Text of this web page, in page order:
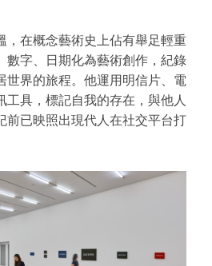
，在概念藝術史上佔有舉足輕重
數字、日期化為藝術創作，紀錄
世界的旅程。他運用明信片、電
⼯具，標記自我的存在，與他人
前已映照出現代人在社交平台打